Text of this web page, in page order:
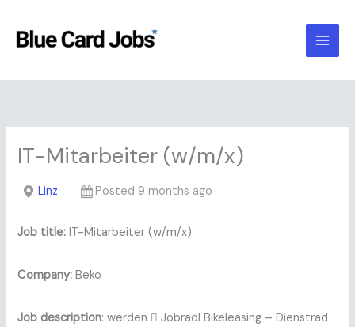
content
IT-Mitarbeiter (w/m/x)
Linz Posted 9 months ago
Job title: IT-Mitarbeiter (w/m/x)
Company: Beko
Job description: werden  Jobradl Bikeleasing – Dienstrad